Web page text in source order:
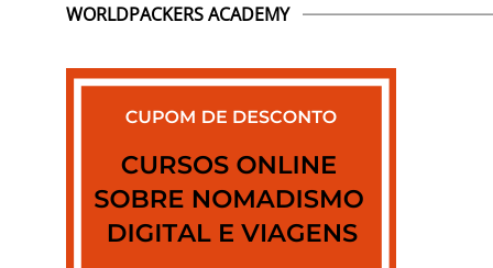
WORLDPACKERS ACADEMY